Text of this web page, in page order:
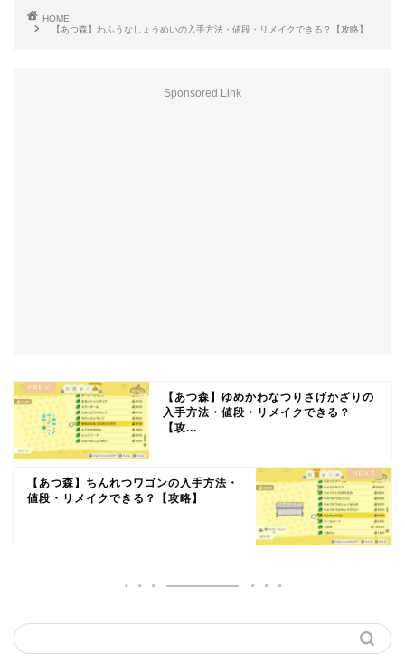
HOME
【あつ森】わふうなしょうめいの入手方法・値段・リメイクできる？【攻略】
Sponsored Link
【あつ森】ゆめかわなつりさげかざりの
入手方法・値段・リメイクできる？
【攻...
【あつ森】ちんれつワゴンの入手方法・
値段・リメイクできる？【攻略】